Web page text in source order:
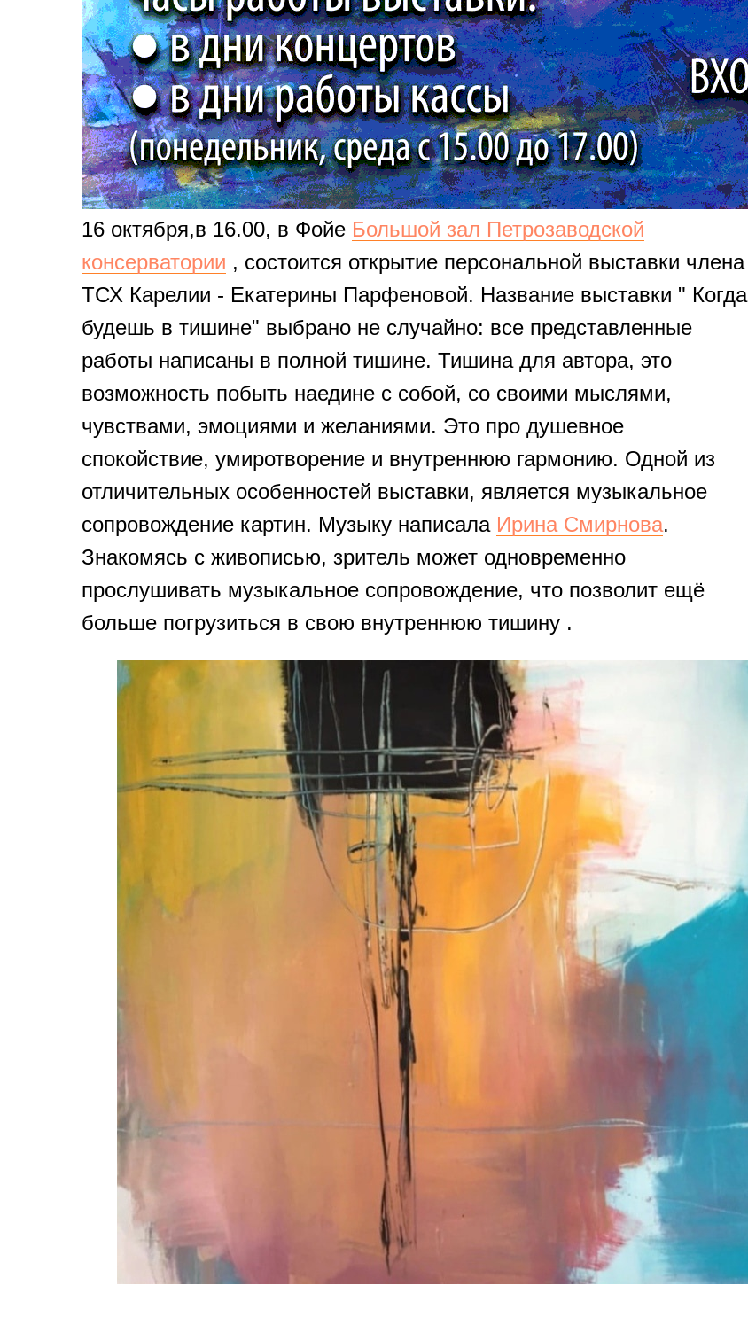
16 октября,в 16.00, в Фойе Большой зал Петрозаводской
консерватории , состоится открытие персональной выставки члена
ТСХ Карелии - Екатерины Парфеновой. Название выставки " Когда
будешь в тишине" выбрано не случайно: все представленные
работы написаны в полной тишине. Тишина для автора, это
возможность побыть наедине с собой, со своими мыслями,
чувствами, эмоциями и желаниями. Это про душевное
спокойствие, умиротворение и внутреннюю гармонию. Одной из
отличительных особенностей выставки, является музыкальное
сопровождение картин. Музыку написала Ирина Смирнова.
Знакомясь с живописью, зритель может одновременно
прослушивать музыкальное сопровождение, что позволит ещё
больше погрузиться в свою внутреннюю тишину .